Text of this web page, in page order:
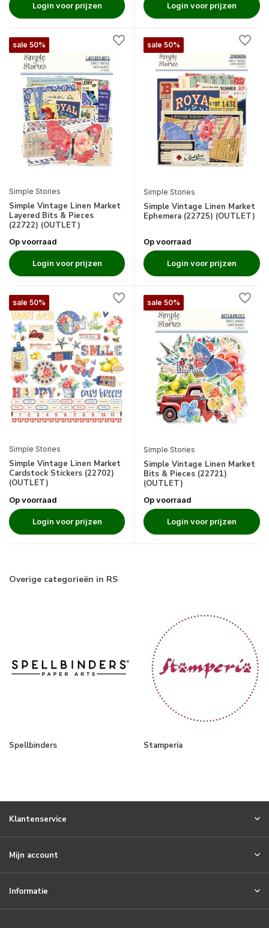
Login voor prijzen Login voor prijzen
sale 50%
Simple Stories
Simple Vintage Linen Market
Layered Bits & Pieces
(22722) (OUTLET)
Op voorraad
Login voor prijzen
sale 50%
Simple Stories
Simple Vintage Linen Market
Ephemera (22725) (OUTLET)
Op voorraad
Login voor prijzen
sale 50%
Simple Stories
Simple Vintage Linen Market
Cardstock Stickers (22702)
(OUTLET)
Op voorraad
Login voor prijzen
sale 50%
Simple Stories
Simple Vintage Linen Market
Bits & Pieces (22721)
(OUTLET)
Op voorraad
Login voor prijzen
Overige categorieën in RS
Spellbinders Stamperia
Klantenservice
Mijn account
Informatie